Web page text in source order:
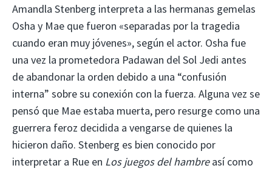
Amandla Stenberg interpreta a las hermanas gemelas
Osha y Mae que fueron «separadas por la tragedia
cuando eran muy jóvenes», según el actor. Osha fue
una vez la prometedora Padawan del Sol Jedi antes
de abandonar la orden debido a una “confusión
interna” sobre su conexión con la fuerza. Alguna vez se
pensó que Mae estaba muerta, pero resurge como una
guerrera feroz decidida a vengarse de quienes la
hicieron daño. Stenberg es bien conocido por
interpretar a Rue en Los juegos del hambreasí como